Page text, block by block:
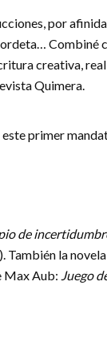
por
Combiné
creativa,
Quimera.
este primer
de
También la novela
Max Aub: Juego